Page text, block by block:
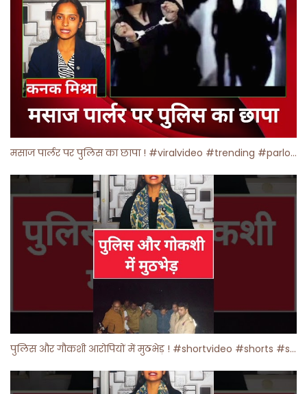
मसाज पार्लर पर पुलिस का छापा ! #viralvideo #trending #parlour
पुलिस और गौकशी आरोपियों में मुठभेड़ ! #shortvideo #shorts #shortsfeed